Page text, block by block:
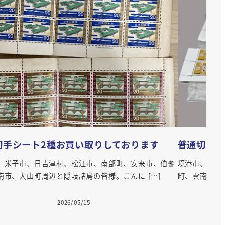
手のバラ、お買い取りしています
米子市、日吉津村、松江市、南部町、安来市、伯耆
市、大山町周辺と隠岐諸島の皆様。こんに […]
投稿日
2026/05/12
未使用の
境港市、米子
町、雲南市